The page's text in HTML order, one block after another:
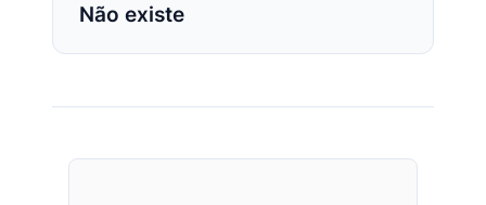
Não existe